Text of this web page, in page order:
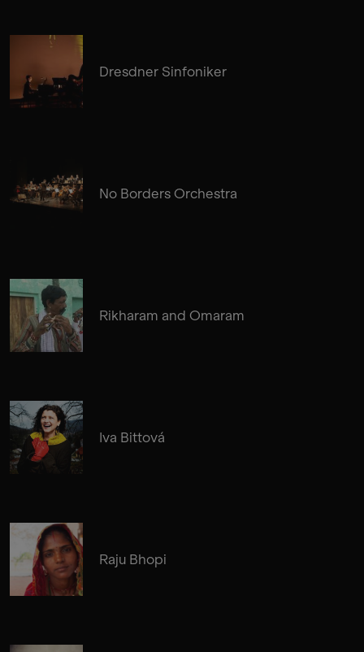
Dresdner Sinfoniker
No Borders Orchestra
Rikharam and Omaram
Iva Bittová
Raju Bhopi